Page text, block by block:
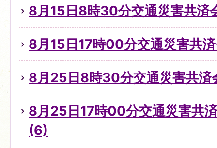
8月15日8時30分交通災害共済
8月15日17時00分交通災害共
8月25日8時30分交通災害共
8月25日17時00分交通災害共
(6)